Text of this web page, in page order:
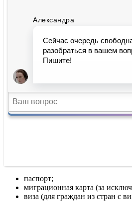
паспорт;
миграционная карта (за
виза (для граждан из стран с